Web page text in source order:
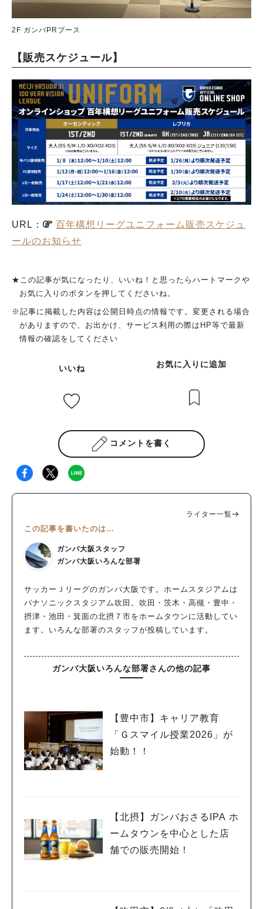
2F ガンバPRブース
【販売スケジュール】
URL：
百年構想リーグユニフォーム販売スケジュ
ールのお知らせ
★この記事が気になったり、いいね！と思ったらハートマークや
お気に入りのボタンを押してくださいね。
※記事に掲載した内容は公開日時点の情報です。変更される場合
がありますので、お出かけ、サービス利用の際はHP等で最新
情報の確認をしてください
いいね お気に入りに追加
コメントを書く
ライター一覧
この記事を書いたのは…
ガンバ大阪スタッフ
ガンバ大阪いろんな部署
サッカーＪリーグのガンバ大阪です。ホームスタジアムは
パナソニックスタジアム吹田。吹田・茨木・高槻・豊中・
摂津・池田・箕面の北摂７市をホームタウンに活動してい
ます。いろんな部署のスタッフが投稿しています。
ガンバ大阪いろんな部署さんの他の記事
【豊中市】キャリア教育
「Ｇスマイル授業2026」が
始動！！
【北摂】ガンバおさるIPA ホ
ームタウンを中心とした店
舗での販売開始！